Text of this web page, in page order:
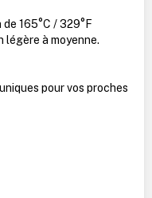
165°C / 329°F
légère à moyenne.
pour vos proches